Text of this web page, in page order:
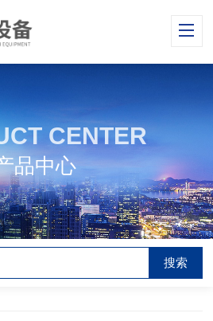
CENTER
品中心